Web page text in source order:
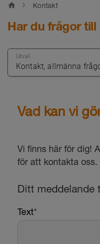
home Kontakt
Har du frågor till
Urval